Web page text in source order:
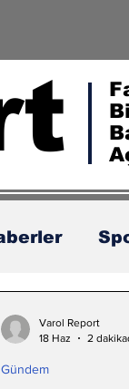
Gündem
Varol Report
18 Haz
2